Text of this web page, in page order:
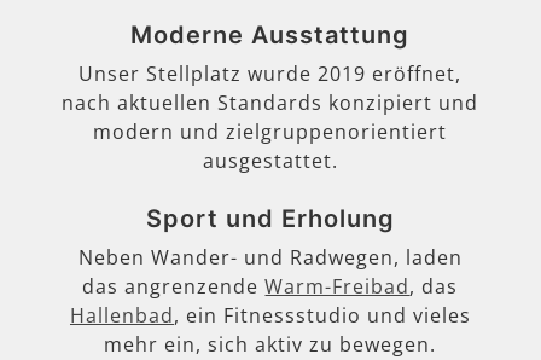
Moderne Ausstattung
Unser Stellplatz wurde 2019 eröffnet,
nach aktuellen Standards konzipiert und
modern und zielgruppenorientiert
ausgestattet.
Sport und Erholung
Neben Wander- und Radwegen, laden
das angrenzendeWarm-Freibad, das
Hallenbad, ein Fitnessstudio und vieles
mehr ein, sich aktiv zu bewegen.